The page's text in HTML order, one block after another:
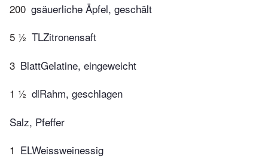
200 gsäuerliche Äpfel, geschält
5 ½ TLZitronensaft
3 BlattGelatine, eingeweicht
1 ½ dlRahm, geschlagen
Salz, Pfeffer
1 ELWeissweinessig